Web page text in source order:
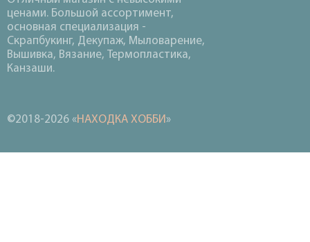
ценами. Большой ассортимент,
основная специализация -
Скрапбукинг, Декупаж, Мыловарение,
Вышивка, Вязание, Термопластика,
Канзаши.
©2018-2026 «НАХОДКА ХОББИ»